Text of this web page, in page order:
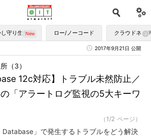
守り生かす ロー/ノーコード クラウドネイ
2017年9月21日 公開
12c対応】トラブル未然防止／
「アラートログ監視の5大キーワ
（3）
（1/2 ページ）
」で発生するトラブルをどう解決